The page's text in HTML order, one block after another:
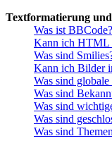
Textformatierung
Was ist BBCode?
Kann ich HTML
Was sind
Kann ich Bilder
Was sind
Was sind
Was sind
Was sind
Was sind